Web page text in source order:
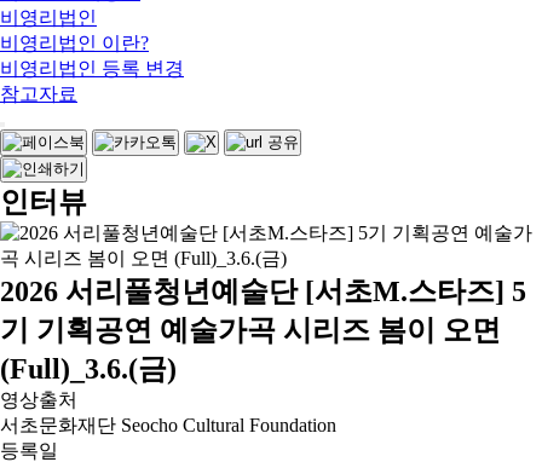
비영리법인
비영리법인 이란?
비영리법인 등록 변경
참고자료
인터뷰
2026 서리풀청년예술단 [서초M.스타즈] 5
기 기획공연 예술가곡 시리즈 봄이 오면
(Full)_3.6.(금)
영상출처
서초문화재단 Seocho Cultural Foundation
등록일